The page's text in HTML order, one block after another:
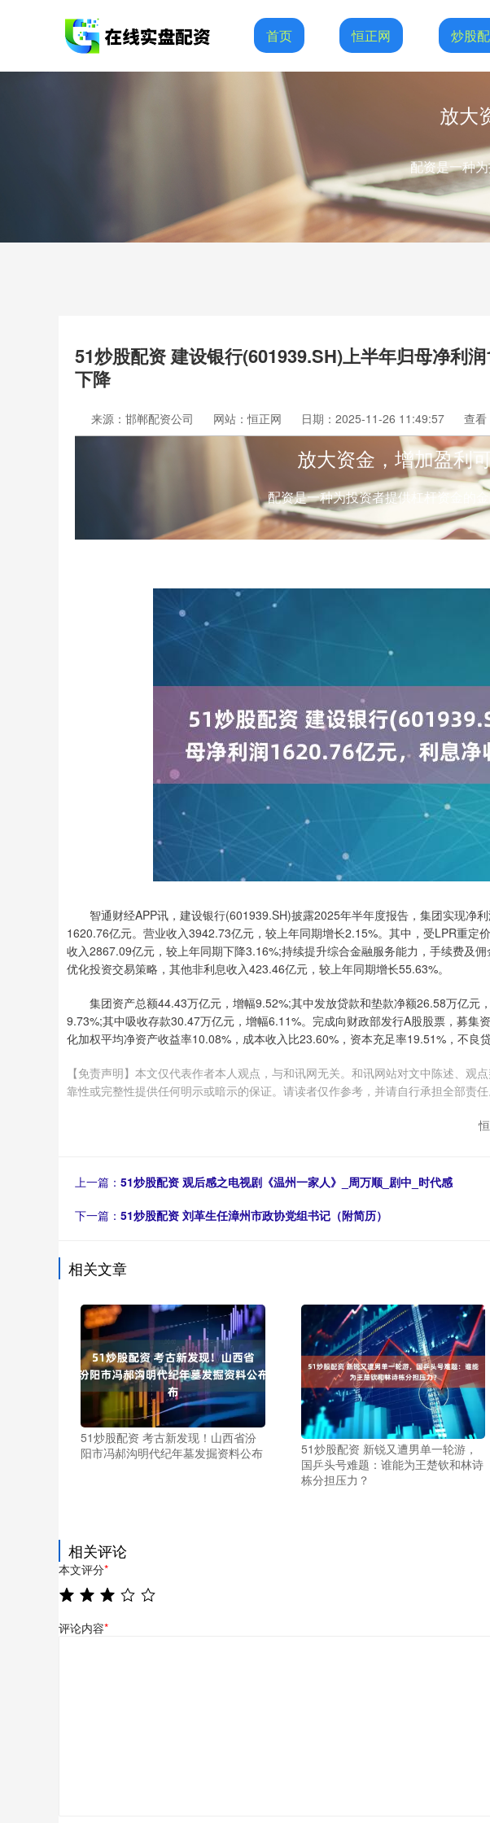
首页 恒正网 炒股
放大
配资是一种
51炒股配资 建设银行(601939.SH)上半年归母净利
下降
来源：邯郸配资公司 网站：恒正网 日期：2025-11-26 11:49:57 查看
放大资金，增加盈利
配资是一种为投资者提供杠杆资金的
智通财经APP讯，建设银行(601939.SH)披露2025年半年度报告，集团实现净
1620.76亿元。营业收入3942.73亿元，较上年同期增长2.15%。其中，受LPR重定
收入2867.09亿元，较上年同期下降3.16%;持续提升综合金融服务能力，手续费及
优化投资交易策略，其他非利息收入423.46亿元，较上年同期增长55.63%。
集团资产总额44.43万亿元，增幅9.52%;其中发放贷款和垫款净额26.58万亿元
9.73%;其中吸收存款30.47万亿元，增幅6.11%。完成向财政部发行A股股票，募集
化加权平均净资产收益率10.08%，成本收入比23.60%，资本充足率19.51%，不良贷
【免责声明】本文仅代表作者本人观点，与和讯网无关。和讯网站对文中陈述、观
靠性或完整性提供任何明示或暗示的保证。请读者仅作参考，并请自行承担全部责
上一篇： 51炒股配资 观后感之电视剧《温州一家人》_周万顺_剧中_时代感
下一篇： 51炒股配资 刘革生任漳州市政协党组书记（附简历）
相关文章
51炒股配资 考古新发现！山西省汾
阳市冯郝沟明代纪年墓发掘资料公布
51炒股配资 新锐又遭男单一轮游，
国乒头号难题：谁能为王楚钦和林诗
栋分担压力？
相关评论
本文评分*
评论内容*